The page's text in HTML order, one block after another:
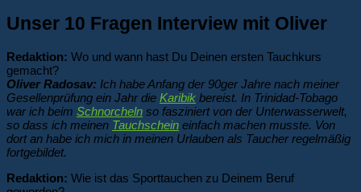
Unser 10 Fragen Interview mit Oliver
Redaktion: Wo und wann hast Du Deinen ersten Tauchkurs
gemacht?
Oliver Radosav: Ich habe Anfang der 90ger Jahre nach meiner
Gesellenprüfung ein Jahr die Karibik bereist. In Trinidad-Tobago
war ich beim Schnorcheln so fasziniert von der Unterwasserwelt,
so dass ich meinen Tauchschein einfach machen musste. Von
dort an habe ich mich in meinen Urlauben als Taucher regelmäßig
fortgebildet.
Redaktion: Wie ist das Sporttauchen zu Deinem Beruf